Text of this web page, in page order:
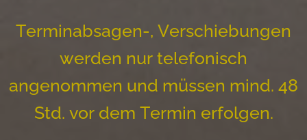
Terminabsagen-, Verschiebungen
werden nur telefonisch
angenommen und müssen mind. 48
Std. vor dem Termin erfolgen.